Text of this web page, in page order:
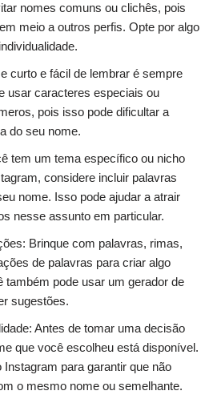
nomes comuns ou clichês, pois
meio a outros perfis. Opte por algo
curto e fácil de lembrar é sempre
usar caracteres especiais ou
pois isso pode dificultar a
do seu nome.
tem um tema específico ou nicho
considere incluir palavras
nome. Isso pode ajudar a atrair
nesse assunto em particular.
Brinque com palavras, rimas,
de palavras para criar algo
também pode usar um gerador de
sugestões.
Antes de tomar uma decisão
que você escolheu está disponível.
para garantir que não
o mesmo nome ou semelhante.